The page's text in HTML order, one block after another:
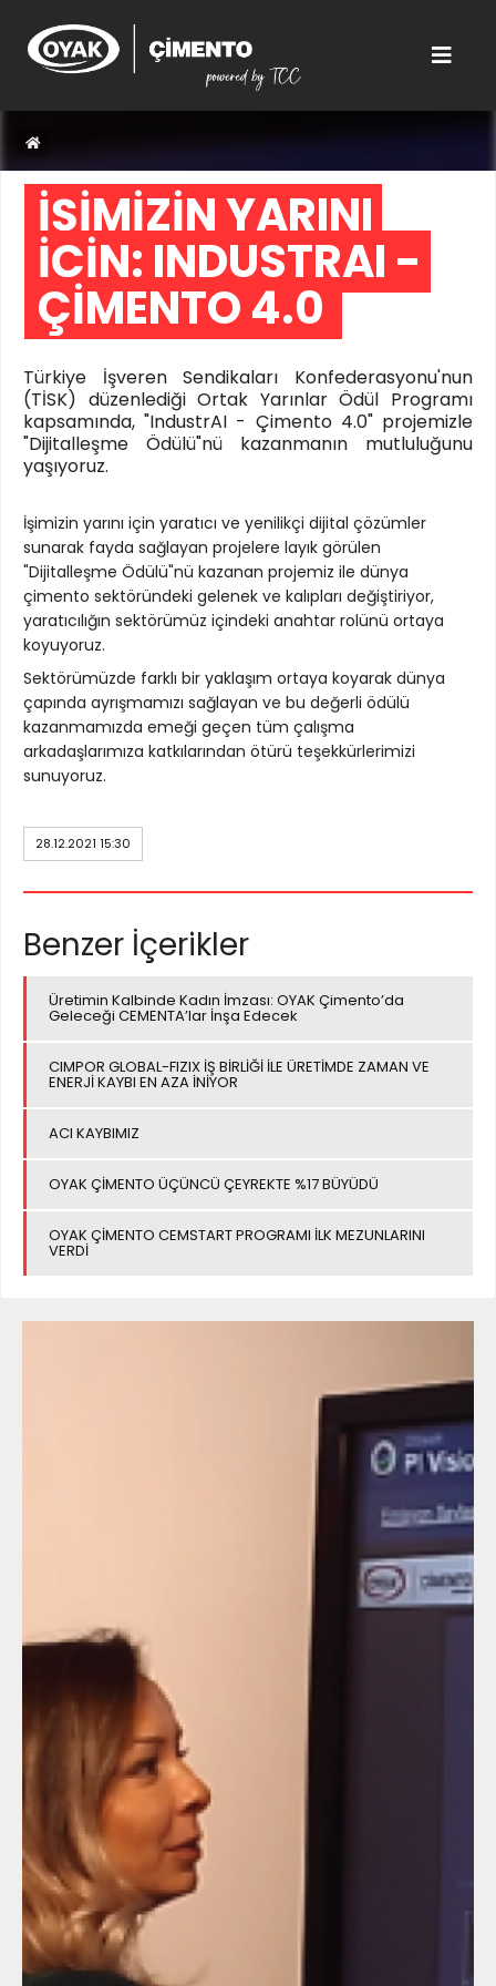
İŞİMİZİN YARINI
İÇİN: INDUSTRAI -
ÇİMENTO 4.0
Türkiye İşveren Sendikaları Konfederasyonu'nun
(TİSK) düzenlediği Ortak Yarınlar Ödül Programı
kapsamında, "IndustrAI - Çimento 4.0" projemizle
"Dijitalleşme Ödülü"nü kazanmanın mutluluğunu
yaşıyoruz.
İşimizin yarını için yaratıcı ve yenilikçi dijital çözümler
sunarak fayda sağlayan projelere layık görülen
"Dijitalleşme Ödülü"nü kazanan projemiz ile dünya
çimento sektöründeki gelenek ve kalıpları değiştiriyor,
yaratıcılığın sektörümüz içindeki anahtar rolünü ortaya
koyuyoruz.
Sektörümüzde farklı bir yaklaşım ortaya koyarak dünya
çapında ayrışmamızı sağlayan ve bu değerli ödülü
kazanmamızda emeği geçen tüm çalışma
arkadaşlarımıza katkılarından ötürü teşekkürlerimizi
sunuyoruz.
28.12.2021 15:30
Benzer İçerikler
Üretimin Kalbinde Kadın İmzası: OYAK Çimento’da
Geleceği CEMENTA’lar İnşa Edecek
CIMPOR GLOBAL-FIZIX İŞ BİRLİĞİ İLE ÜRETİMDE ZAMAN VE
ENERJİ KAYBI EN AZA İNİYOR
ACI KAYBIMIZ
OYAK ÇİMENTO ÜÇÜNCÜ ÇEYREKTE %17 BÜYÜDÜ
OYAK ÇİMENTO CEMSTART PROGRAMI İLK MEZUNLARINI
VERDİ